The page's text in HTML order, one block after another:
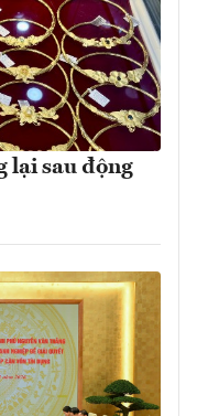
lại sau động